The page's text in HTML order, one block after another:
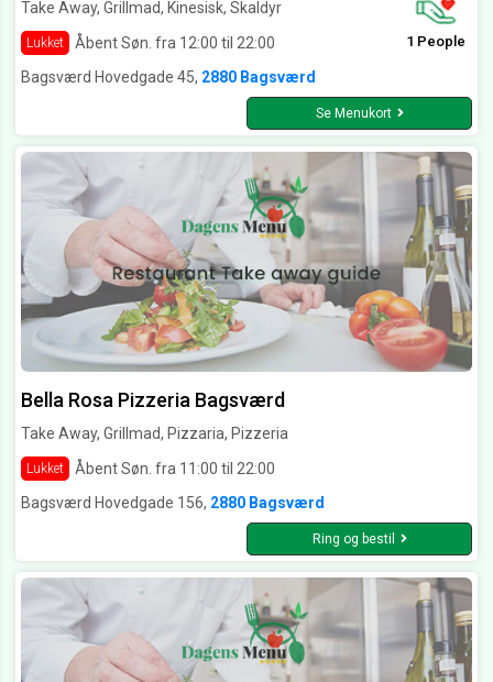
Take Away, Grillmad, Kinesisk, Skaldyr
Lukket Åbent Søn. fra 12:00 til 22:00 1 People
Bagsværd Hovedgade 45, 2880 Bagsværd
Se Menukort
Bella Rosa Pizzeria Bagsværd
Take Away, Grillmad, Pizzaria, Pizzeria
Lukket
Åbent Søn. fra 11:00 til 22:00
Bagsværd Hovedgade 156, 2880 Bagsværd
Ring og bestil